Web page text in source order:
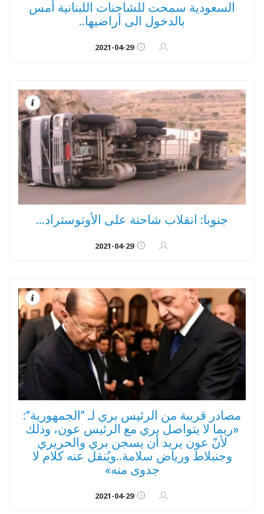
السعودية سمحت للشاحنات اللبنانية أمس
بالدخول الى أراضيها..
2021-04-29
جنوبا: انقلاب شاحنة على الأوتوستراد...
2021-04-29
مصادر قريبة من الرئيس بري لـ "الجمهورية":
«ربما لا يتواصل بري مع الرئيس عون، وذلك
لأنّ عون يريد أن يسجن بري والحريري
وجنبلاط ورياض سلامة..ويُنقل عنه كلام لا
جدوى منه»
2021-04-29